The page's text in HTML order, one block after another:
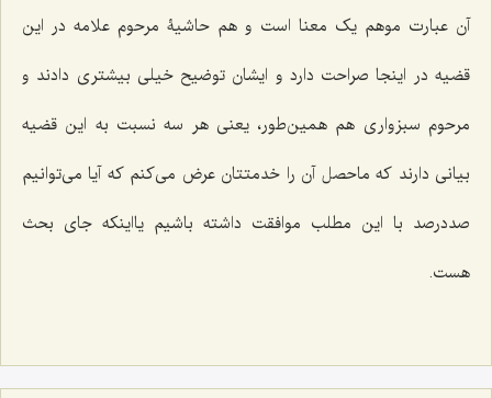
آن عبارت موهم یک معنا است و هم حاشیۀ مرحوم علامه در این
قضیه در اینجا صراحت دارد و ایشان توضیح خیلی بیشتری دادند و
مرحوم سبزواری هم همین‌طور، یعنی هر سه نسبت به این قضیه
بیانی دارند که ماحصل آن را خدمتتان عرض می‌کنم که آیا می‌توانیم
صددرصد با این مطلب موافقت داشته باشیم یااینکه جای بحث
هست.